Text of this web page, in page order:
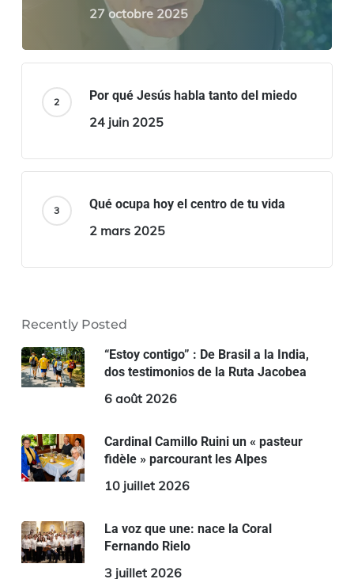
27 octobre 2025
Por qué Jesús habla tanto del miedo
24 juin 2025
Qué ocupa hoy el centro de tu vida
2 mars 2025
Recently Posted
“Estoy contigo” : De Brasil a la India,
dos testimonios de la Ruta Jacobea
6 août 2026
Cardinal Camillo Ruini un « pasteur
fidèle » parcourant les Alpes
10 juillet 2026
La voz que une: nace la Coral
Fernando Rielo
3 juillet 2026